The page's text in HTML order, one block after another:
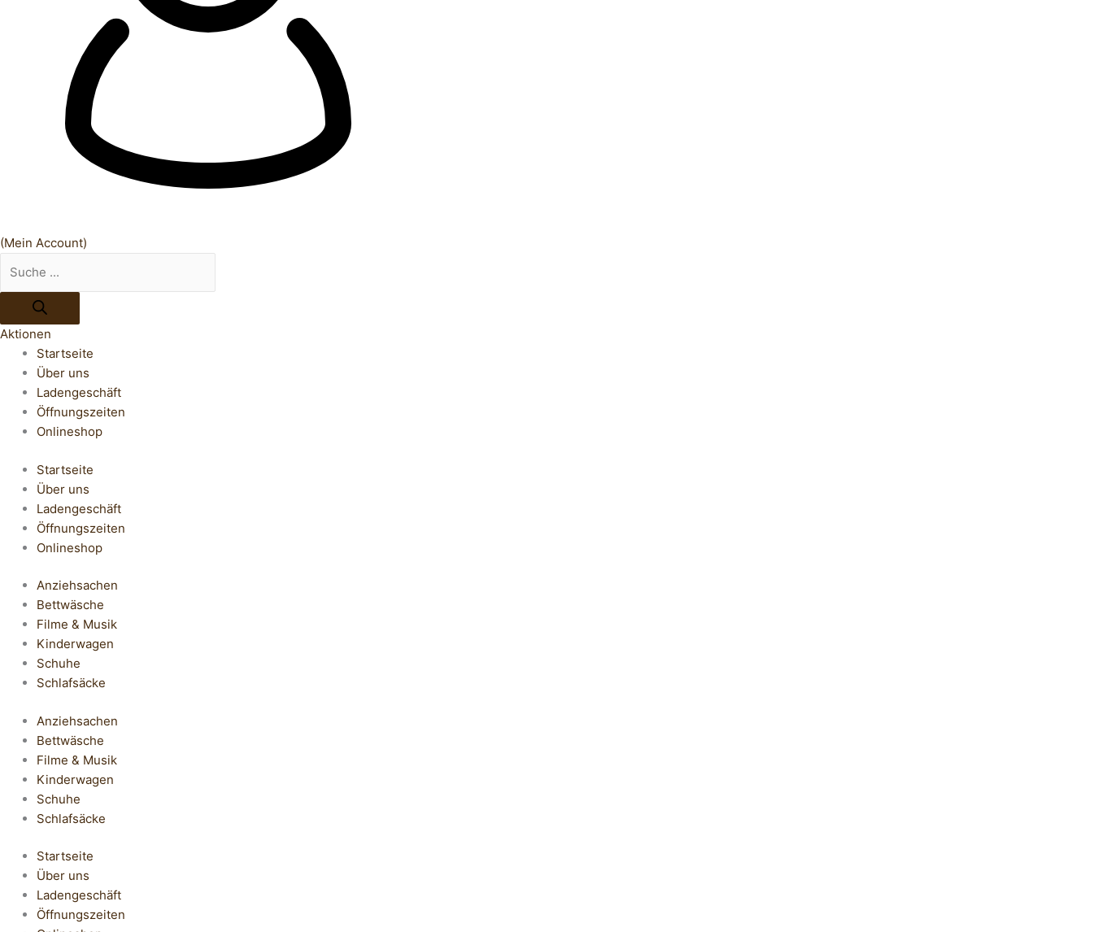
(Mein Account)
Aktionen
Startseite
Über uns
Ladengeschäft
Öffnungszeiten
Onlineshop
Startseite
Über uns
Ladengeschäft
Öffnungszeiten
Onlineshop
Anziehsachen
Bettwäsche
Filme & Musik
Kinderwagen
Schuhe
Schlafsäcke
Anziehsachen
Bettwäsche
Filme & Musik
Kinderwagen
Schuhe
Schlafsäcke
Startseite
Über uns
Ladengeschäft
Öffnungszeiten